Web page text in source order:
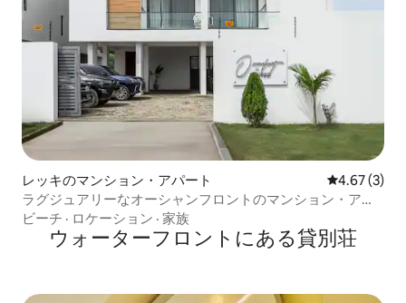
レッキのマンション・アパート レビュー3
4.67 (3)
ラグジュアリーなオーシャンフロントのマンション・アパ
ート／ビーチアクセス
ビーチ · ロケーション · 家族
ウォーターフロントにある貸別荘